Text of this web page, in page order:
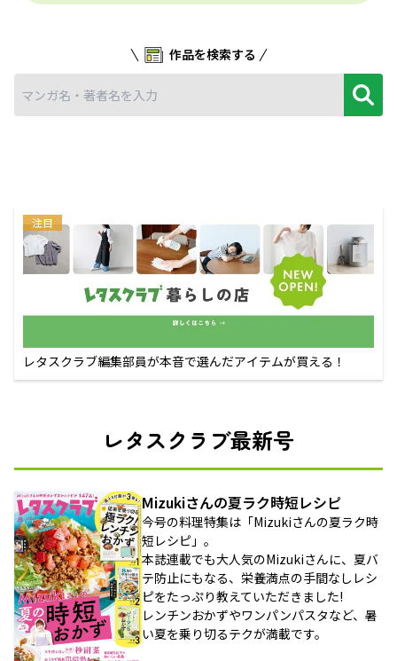
作品を検索する
注目
レタスクラブ編集部員が本音で選んだアイテムが買える！
レタスクラブ最新号
Mizukiさんの夏ラク時短レシピ
今号の料理特集は「Mizukiさんの夏ラク時
短レシピ」。
本誌連載でも大人気のMizukiさんに、夏バ
テ防止にもなる、栄養満点の手間なしレシ
ピをたっぷり教えていただきました!
レンチンおかずやワンパンパスタなど、暑
い夏を乗り切るテクが満載です。